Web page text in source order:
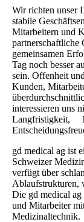
Wir richten unser
stabile
Mitarbeitern und
partnerschaftliche
gemeinsamen
Tag noch besser
sein. Offenheit
Kunden,
interessieren uns
Langfristigkeit,
gd medical ag ist
Schweizer
verfügt über
Ablaufstrukturen,
Die gd medical
und Mitarbeiter